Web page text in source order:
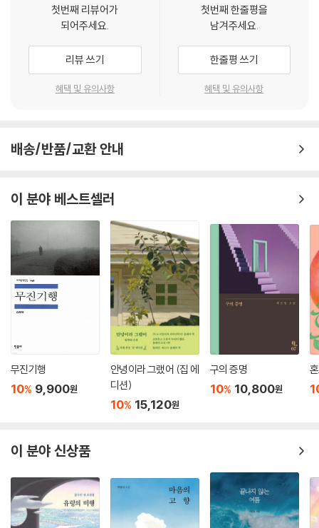
은 인간의 몰락을 보여준다.
2002년으로 돌아가 말년 병장 시절, 휴가 중에 북카페에서 『태평양 횡단
특급』을 단숨에 읽어 내려가며 느꼈던 충격과 전율을 생생하게 전하며 이
번 책의 발문을 시작한 작가 문지혁은 20여 년이 지난 지금도 여전히 압도
다.
국제선 기차 위에서 가문을 이어 대대로 평생을 살아온 주인공의 이야기인
표제작 「태평양 횡단 특급」은 남다른 스케일로 단편소설이 지닌 구조적-
시공간적 한계를 가뿐히 뛰어넘는다. 「히즈 올 댓」은 문화적 편식으로 미국
의 하이틴 무비들만 보며 자란 ‘히말라야산맥 근방의 소국’ 출신 소년이 그
문화적 지식을 기반으로 미국의 할리우드와 오프브로드웨이를 경험하는
이야기인데, 초판 ‘작가의 말’에서 “할리우드 하이틴 로맨스 영화들에 대한
나의 불건전한 애정을 폭로한다”라고 밝힌 것처럼 듀나 특유의 대중문화
코드가 아낌없이 들어가 시간과 공간을 종횡무진하며 사실과 허구를 거침
없이 뒤섞는다. 채팅 유저들의 증오의 대상을 대신 죽여주는 살인자를 막
을 것인가, 이 상황을 즐길 것인가 고민하는 주인공의 내면을 따라가는 「대
리 살인자」와 카프카적 상상력으로 자신에게 고통을 준 이들을 사냥하는
이야기 「허깨비 사냥」은 복수에 대해 다른 방식의 사고를 요청한다.
「첼로」는 현재에도 여전히 유효한 A.I.와의 관계, 즉 인간과 비인간 사이의
미묘하고 모순적인 감정과 감각을 다루고 있다. 디스토피아를 표방하는 미
래 도시의 이야기 「기생」은 인간과 기계 사이의 관계 역전을 보여주면서,
‘인간적’이라는 것이 과연 무엇인가,라는 질문을 담담하게 던진다. 이 밖에
도 유전 공학 기법 중 하나인 클로닝을 소재로 씌어진 「무궁동」과 작가가
첫번째 리뷰어가
되어주세요.
리뷰 쓰기
혜택 및 유의사항
첫번째 한줄평을
남겨주세요.
한줄평 쓰기
혜택 및 유의사항
배송/반품/교환 안내
이 분야 베스트셀러
무진기행
10% 9,900원
안녕이라 그랬어 (집 에
디션)
10% 15,120원
구의 증명
10% 10,800원
이 분야 신상품